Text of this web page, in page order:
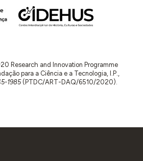
Research and Innovation Programme
para a Ciência e a Tecnologia, I.P.,
1985(PTDC/ART-DAQ/6510/2020).